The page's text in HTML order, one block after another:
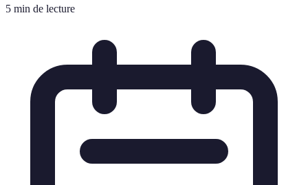
5 min de lecture